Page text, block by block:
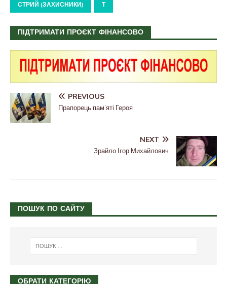
СТРИЙ (ЗАХИСНИКИ) Т
ПІДТРИМАТИ ПРОЄКТ ФІНАНСОВО
PREVIOUS
Прапорець пам’яті Героя
NEXT
Зрайло Ігор Михайлович
ПОШУК ПО САЙТУ
ОБРАТИ КАТЕГОРІЮ